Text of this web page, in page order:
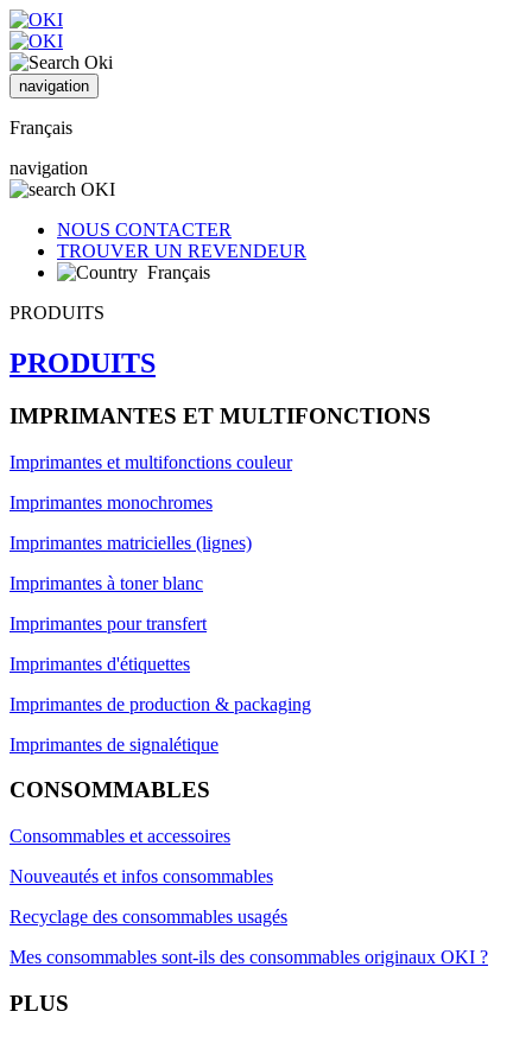
navigation
Français
navigation
NOUS CONTACTER
TROUVER UN REVENDEUR
Français
PRODUITS
PRODUITS
IMPRIMANTES ET MULTIFONCTIONS
Imprimantes et multifonctions couleur
Imprimantes monochromes
Imprimantes matricielles (lignes)
Imprimantes à toner blanc
Imprimantes pour transfert
Imprimantes d'étiquettes
Imprimantes de production & packaging
Imprimantes de signalétique
CONSOMMABLES
Consommables et accessoires
Nouveautés et infos consommables
Recyclage des consommables usagés
Mes consommables sont-ils des consommables originaux OKI ?
PLUS